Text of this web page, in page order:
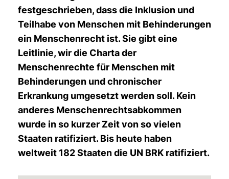
festgeschrieben, dass die Inklusion und
Teilhabe von Menschen mit Behinderungen
ein Menschenrecht ist. Sie gibt eine
Leitlinie, wir die Charta der
Menschenrechte für Menschen mit
Behinderungen und chronischer
Erkrankung umgesetzt werden soll. Kein
anderes Menschenrechtsabkommen
wurde in so kurzer Zeit von so vielen
Staaten ratifiziert. Bis heute haben
weltweit 182 Staaten die UN BRK ratifiziert.